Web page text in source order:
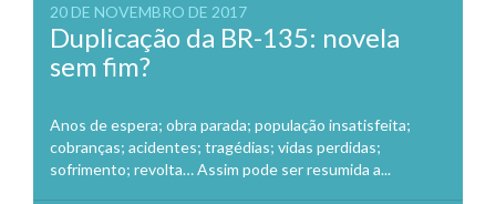
20 DE NOVEMBRO DE 2017
Duplicação da BR-135: novela
sem fim?
Anos de espera; obra parada; população insatisfeita;
cobranças; acidentes; tragédias; vidas perdidas;
sofrimento; revolta… Assim pode ser resumida a...